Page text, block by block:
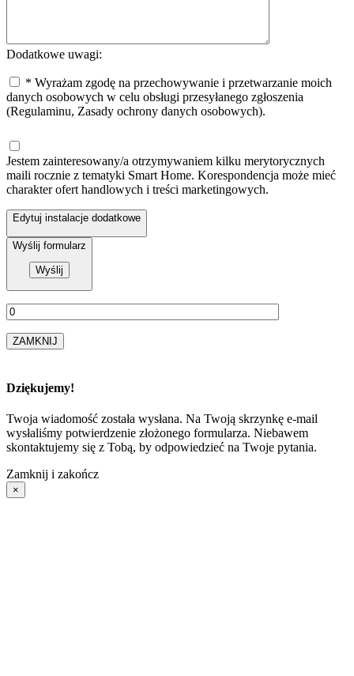
Dodatkowe uwagi:
* Wyrażam zgodę na przechowywanie i przetwarzanie moich
danych osobowych w celu obsługi przesyłanego zgłoszenia
(Regulaminu, Zasady ochrony danych osobowych).
Jestem zainteresowany/a otrzymywaniem kilku merytorycznych
maili rocznie z tematyki Smart Home. Korespondencja może mieć
charakter ofert handlowych i treści marketingowych.
Edytuj instalacje dodatkowe
Wyślij formularz
ZAMKNIJ
Dziękujemy!
Twoja wiadomość została wysłana. Na Twoją skrzynkę e-mail
wysłaliśmy potwierdzenie złożonego formularza. Niebawem
skontaktujemy się z Tobą, by odpowiedzieć na Twoje pytania.
Zamknij i zakończ
×